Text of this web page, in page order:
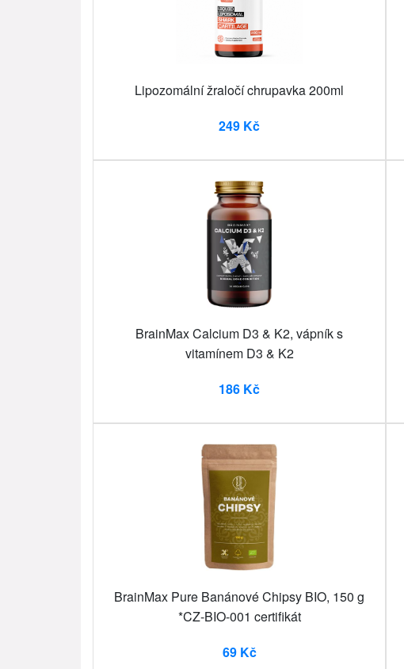
Lipozomální žraločí chrupavka 200ml
249 Kč
BrainMax Calcium D3 & K2, vápník s
vitamínem D3 & K2
186 Kč
BrainMax Pure Banánové Chipsy BIO, 150 g
*CZ-BIO-001 certifikát
69 Kč